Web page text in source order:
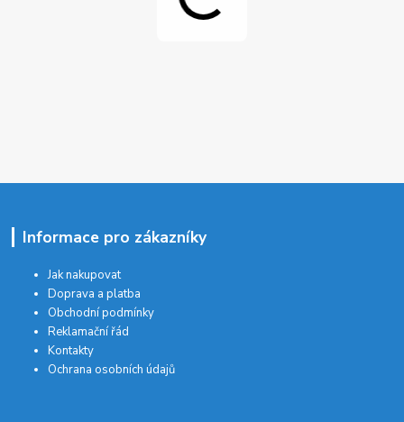
Informace pro zákazníky
Jak nakupovat
Doprava a platba
Obchodní podmínky
Reklamační řád
Kontakty
Ochrana osobních údajů